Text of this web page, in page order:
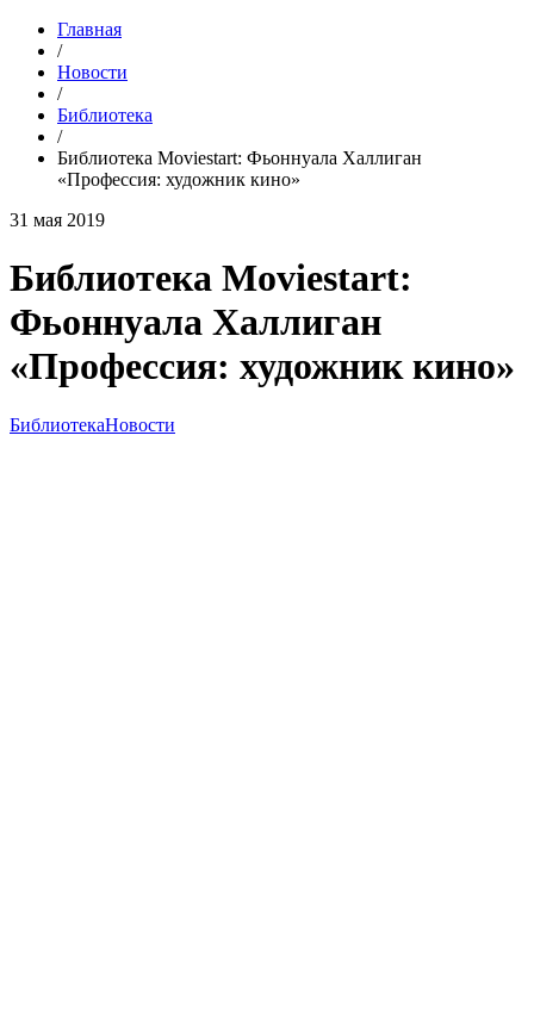
Главная
/
Новости
/
Библиотека
/
Библиотека Moviestart: Фьоннуала Халлиган
«Профессия: художник кино»
31 мая 2019
Библиотека Moviestart:
Фьоннуала Халлиган
«Профессия: художник кино»
БиблиотекаНовости